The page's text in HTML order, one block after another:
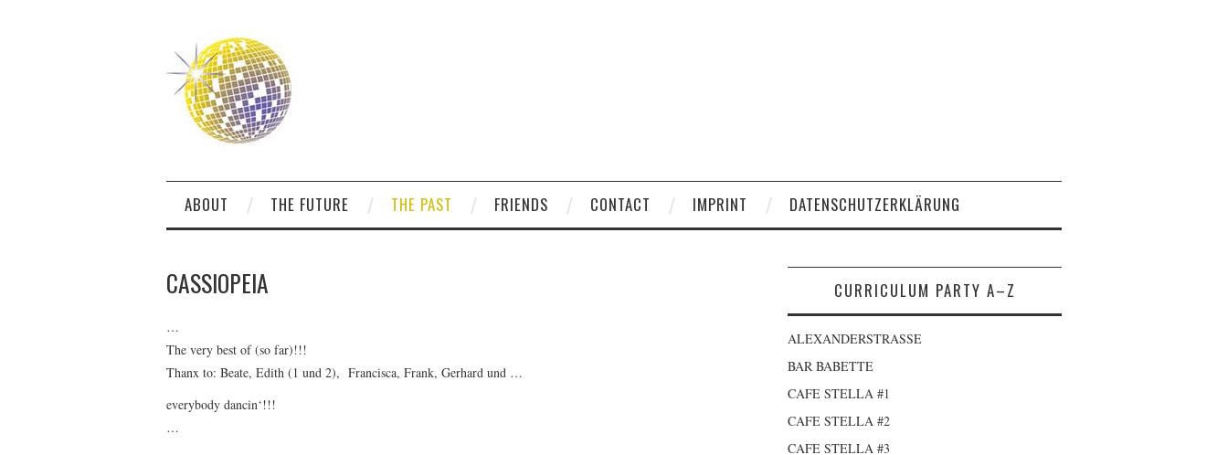
ABOUT THE FUTURE THE PAST FRIENDS CONTACT IMPRINT DATENSCHUTZERKLÄRUNG
CASSIOPEIA
…
The very best of (so far)!!!
Thanx to: Beate, Edith (1 und 2), Francisca, Frank, Gerhard und …
everybody dancin‘!!!
…
CURRICULUM PARTY A–Z
ALEXANDERSTRASSE
BAR BABETTE
CAFE STELLA #1
CAFE STELLA #2
CAFE STELLA #3